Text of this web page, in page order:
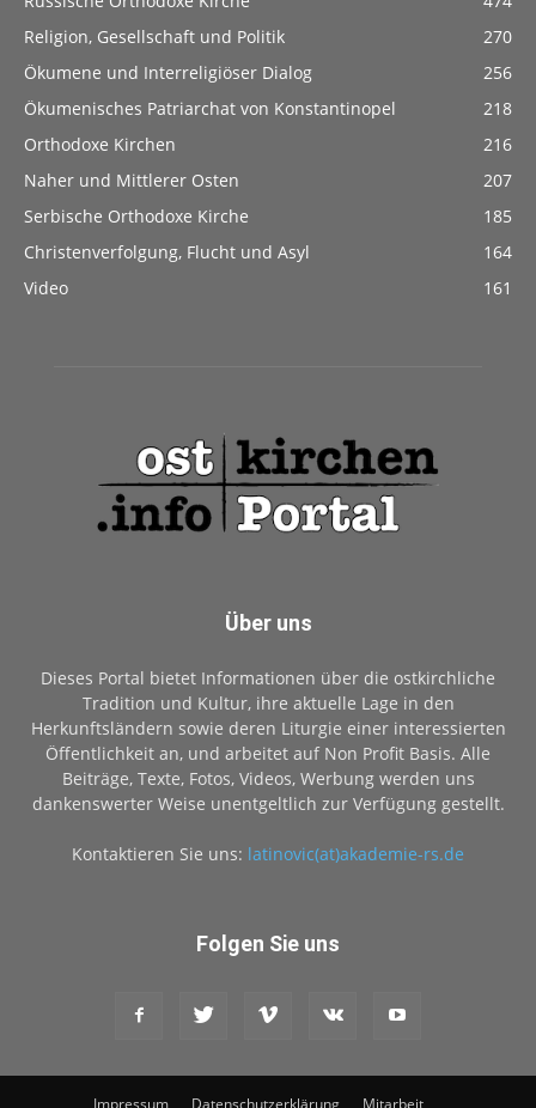
Religion, Gesellschaft und Politik
270
Ökumene und Interreligiöser Dialog
256
Ökumenisches Patriarchat von Konstantinopel
218
Orthodoxe Kirchen
216
Naher und Mittlerer Osten
207
Serbische Orthodoxe Kirche
185
Christenverfolgung, Flucht und Asyl
164
Video
161
Über uns
Dieses Portal bietet Informationen über die ostkirchliche
Tradition und Kultur, ihre aktuelle Lage in den
Herkunftsländern sowie deren Liturgie einer interessierten
Öffentlichkeit an, und arbeitet auf Non Profit Basis. Alle
Beiträge, Texte, Fotos, Videos, Werbung werden uns
dankenswerter Weise unentgeltlich zur Verfügung gestellt.
Kontaktieren Sie uns: latinovic(at)akademie-rs.de
Folgen Sie uns
Impressum Datenschutzerklärung Mitarbeit